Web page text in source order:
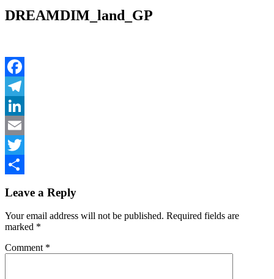
DREAMDIM_land_GP
Facebook
Telegram
LinkedIn
Email
Twitter
Leave a Reply
Your email address will not be published. Required fields are
marked *
Comment *